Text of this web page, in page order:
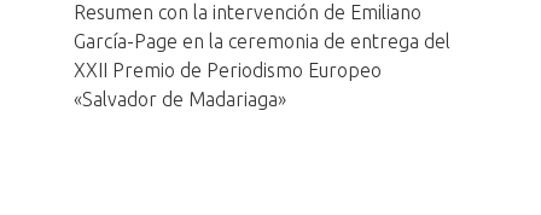
Resumen con la intervención de Emiliano
García-Page en la ceremonia de entrega del
XXII Premio de Periodismo Europeo
«Salvador de Madariaga»